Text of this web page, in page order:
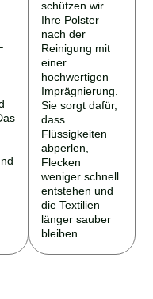
schützen wir
Ihre Polster
nach der
Reinigung mit
einer
hochwertigen
Imprägnierung.
Sie sorgt dafür,
dass
Flüssigkeiten
abperlen,
Flecken
weniger schnell
entstehen und
die Textilien
länger sauber
bleiben.